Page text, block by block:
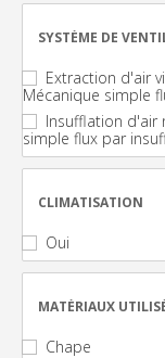
SYSTÈME DE
Extraction d'air
Mécanique simple
Insufflation d'air
simple flux par
CLIMATISATION
Oui
MATÉRIAUX
Chape